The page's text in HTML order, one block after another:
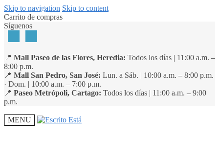
Skip to navigation Skip to content
Carrito de compras
Síguenos
📍 Mall Paseo de las Flores, Heredia: Todos los días | 11:00 a.m. –
8:00 p.m.
📍 Mall San Pedro, San José: Lun. a Sáb. | 10:00 a.m. – 8:00 p.m.
· Dom. | 10:00 a.m. – 7:00 p.m.
📍 Paseo Metrópoli, Cartago: Todos los días | 11:00 a.m. – 9:00
p.m.
MENU